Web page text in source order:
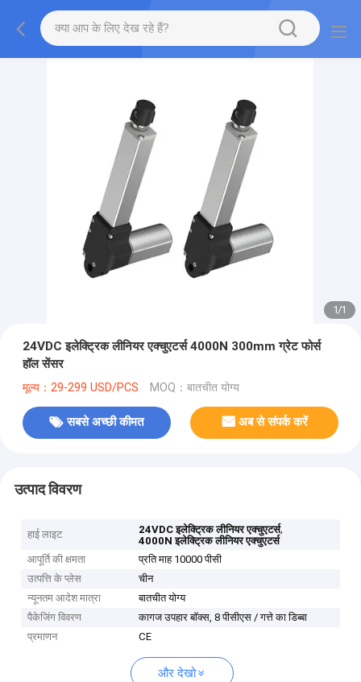
1/1
24VDC इलेक्ट्रिक लीनियर एक्चुएटर्स 4000N 300mm ग्रेट फोर्स
हॉल सेंसर
मूल्य：29-299 USD/PCS MOQ：बातचीत योग्य
सबसे अच्छी कीमत अब से संपर्क करें
उत्पाद विवरण
हाई लाइट 24VDC इलेक्ट्रिक लीनियर एक्चुएटर्स,
4000N इलेक्ट्रिक लीनियर एक्चुएटर्स
आपूर्ति की क्षमता
प्रति माह 10000 पीसी
उत्पत्ति के प्लेस
चीन
न्यूनतम आदेश मात्रा
बातचीत योग्य
पैकेजिंग विवरण
कागज उपहार बॉक्स, 8 पीसीएस / गत्ते का डिब्बा
प्रमाणन
CE
और देखो